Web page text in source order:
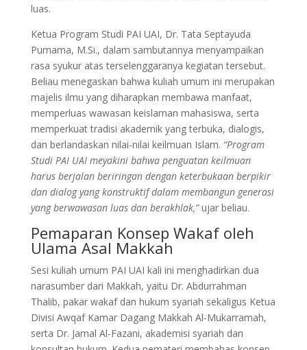
luas.
Ketua Program Studi PAI UAI, Dr. Tata Septayuda
Purnama, M.Si., dalam sambutannya menyampaikan
rasa syukur atas terselenggaranya kegiatan tersebut.
Beliau menegaskan bahwa kuliah umum ini merupakan
majelis ilmu yang diharapkan membawa manfaat,
memperluas wawasan keislaman mahasiswa, serta
memperkuat tradisi akademik yang terbuka, dialogis,
dan berlandaskan nilai-nilai keilmuan Islam. “Program
Studi PAI UAI meyakini bahwa penguatan keilmuan
harus berjalan beriringan dengan keterbukaan berpikir
dan dialog yang konstruktif dalam membangun generasi
yang berwawasan luas dan berakhlak,”ujar beliau.
Pemaparan Konsep Wakaf oleh
Ulama Asal Makkah
Sesi kuliah umum PAI UAI kali ini menghadirkan dua
narasumber dari Makkah, yaitu Dr. Abdurrahman
Thalib, pakar wakaf dan hukum syariah sekaligus Ketua
Divisi Awqaf Kamar Dagang Makkah Al-Mukarramah,
serta Dr. Jamal Al-Fazani, akademisi syariah dan